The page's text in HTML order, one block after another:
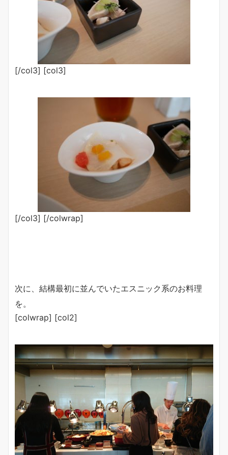
[/col3] [col3]
[/col3] [/colwrap]
次に、結構最初に並んでいたエスニック系のお料理
を。
[colwrap] [col2]